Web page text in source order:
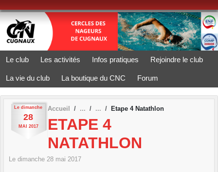
Le club Les activités Infos pratiques Rejoindre le club
La vie du club La boutique du CNC Forum
Le dimanche
28
MAI 2017
Accueil Etape 4 Natathlon
ETAPE 4
NATATHLON
Le dimanche 28 mai 2017